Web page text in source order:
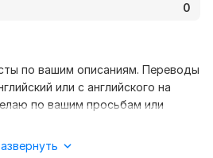
0
по вашим описаниям. Переводы
или с английского на
по вашим просьбам или